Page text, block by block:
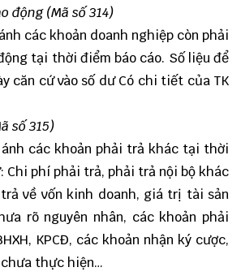
động (Mã số 314)
các khoản doanh nghiệp còn phải
tại thời điểm báo cáo. Số liệu để
căn cứ vào số dư Có chi tiết của TK
số 315)
các khoản phải trả khác tại thời
Chi phí phải trả, phải trả nội bộ khác
về vốn kinh doanh, giá trị tài sản
rõ nguyên nhân, các khoản phải
KPCĐ, các khoản nhận ký cược,
thực hiện…